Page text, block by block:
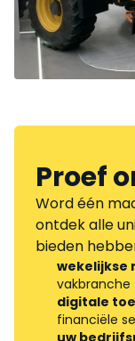
Proef
Word één
ontdek alle
bieden
wekelijkse
vakbranche
digitale
financiële
uw